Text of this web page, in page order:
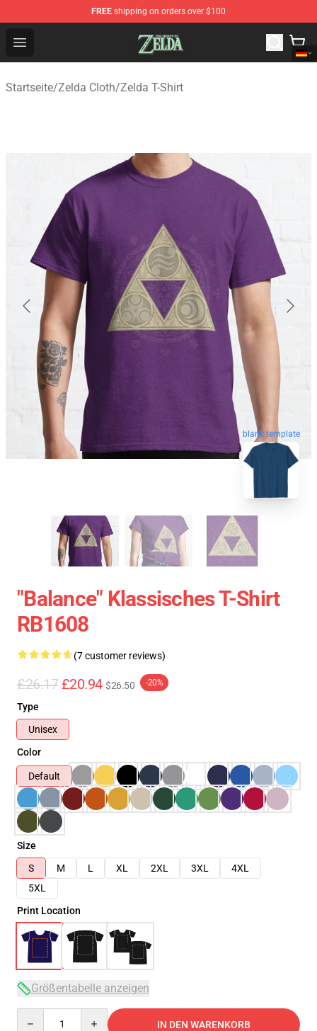
FREE shipping on orders over $100
Open menu
The Legend of Zelda Store - Official The Legend of
Startseite/Zelda Cloth/Zelda T-Shirt
blank template
"Balance" Klassisches T-Shirt
RB1608
(7 customer reviews)
£26.17 £20.94 $26.50 -20%
Type
Unisex
Color
Default
Size
S
M L XL 2XL 3XL
4XL
5XL
Print Location
Größentabelle anzeigen
IN DEN WARENKORB